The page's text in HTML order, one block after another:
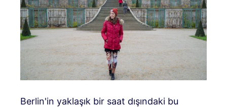
Berlin'in yaklaşık bir saat dışındaki bu